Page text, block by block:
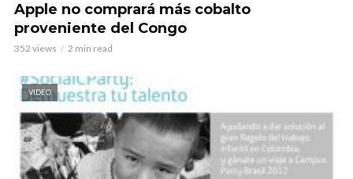
Apple no comprará más cobalto
proveniente del Congo
352 views 2 min read
VIDEO